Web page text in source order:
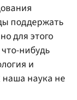
поддержать
для этого
нибудь
и
наша наука не